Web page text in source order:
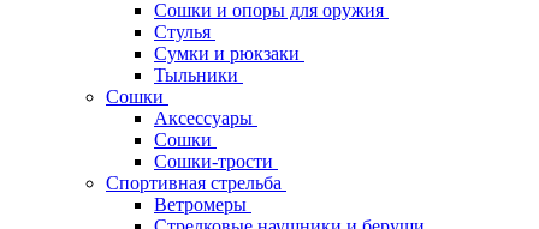
Сошки и опоры для оружия
Стулья
Сумки и рюкзаки
Тыльники
Сошки
Аксессуары
Сошки
Сошки-трости
Спортивная стрельба
Ветромеры